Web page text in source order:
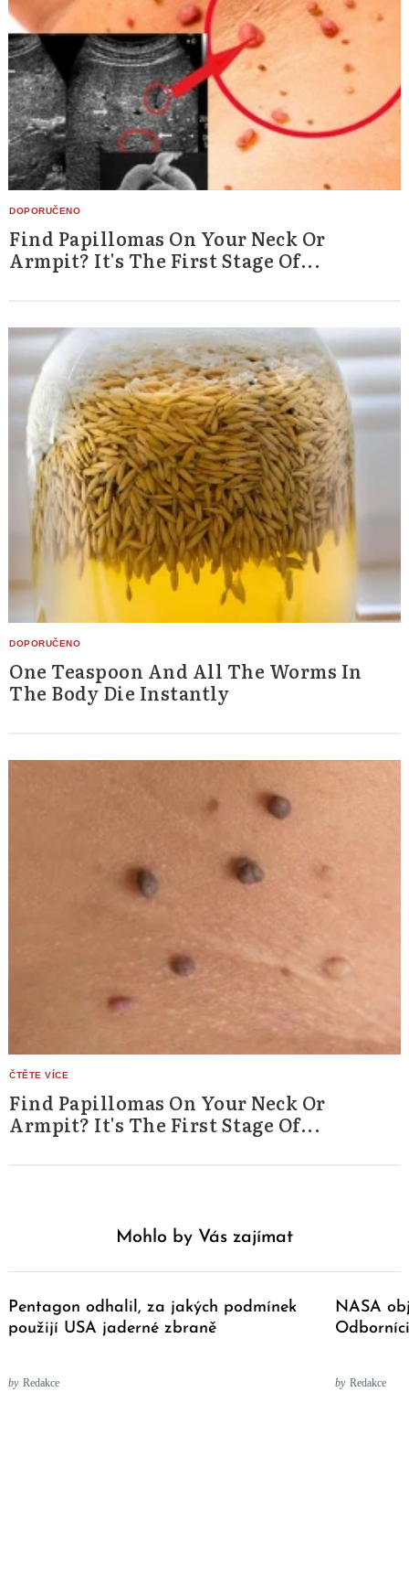
Find Papillomas On Your Neck Or
Armpit? It's The First Stage Of...
One Teaspoon And All The Worms In
The Body Die Instantly
Find Papillomas On Your Neck Or
Armpit? It's The First Stage Of...
Mohlo by Vás zajímat
Pentagon odhalil, za jakých podmínek
použijí USA jaderné zbraně
by Redakce
NASA
by Redakce